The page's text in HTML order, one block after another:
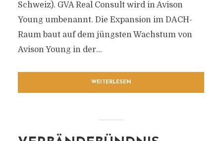
Schweiz). GVA Real Consult wird in Avison
Young umbenannt. Die Expansion im DACH-
Raum baut auf dem jüngsten Wachstum von
Avison Young in der...
WEITERLESEN